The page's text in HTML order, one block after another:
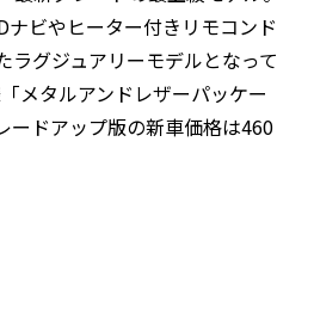
ナビやヒーター付きリモコンド
ラグジュアリーモデルとなって
メタルアンドレザーパッケー
ードアップ版の新車価格は460